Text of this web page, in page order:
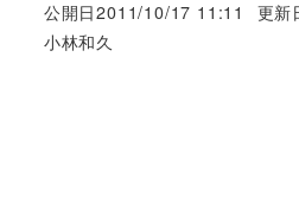
公開日2011/10/17 11:11 更新
著
小林和久